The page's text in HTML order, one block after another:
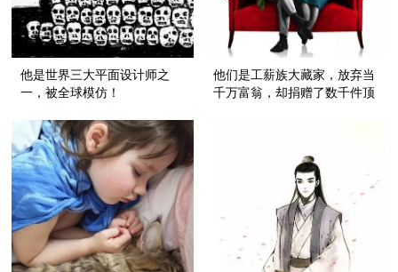
他是世界三大平面设计师之
一，被全球模仿！
他们是工薪族大藏家，放弃当
千万富翁，却捐赠了数千件顶